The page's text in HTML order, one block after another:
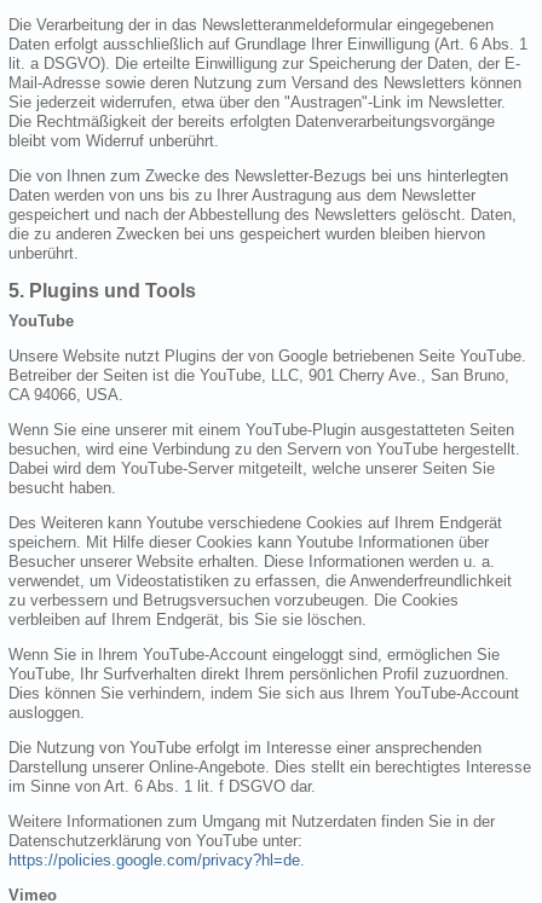
Die Verarbeitung der in das Newsletteranmeldeformular eingegebenen
Daten erfolgt ausschließlich auf Grundlage Ihrer Einwilligung (Art. 6 Abs. 1
lit. a DSGVO). Die erteilte Einwilligung zur Speicherung der Daten, der E-
Mail-Adresse sowie deren Nutzung zum Versand des Newsletters können
Sie jederzeit widerrufen, etwa über den "Austragen"-Link im Newsletter.
Die Rechtmäßigkeit der bereits erfolgten Datenverarbeitungsvorgänge
bleibt vom Widerruf unberührt.
Die von Ihnen zum Zwecke des Newsletter-Bezugs bei uns hinterlegten
Daten werden von uns bis zu Ihrer Austragung aus dem Newsletter
gespeichert und nach der Abbestellung des Newsletters gelöscht. Daten,
die zu anderen Zwecken bei uns gespeichert wurden bleiben hiervon
unberührt.
5. Plugins und Tools
YouTube
Unsere Website nutzt Plugins der von Google betriebenen Seite YouTube.
Betreiber der Seiten ist die YouTube, LLC, 901 Cherry Ave., San Bruno,
CA 94066, USA.
Wenn Sie eine unserer mit einem YouTube-Plugin ausgestatteten Seiten
besuchen, wird eine Verbindung zu den Servern von YouTube hergestellt.
Dabei wird dem YouTube-Server mitgeteilt, welche unserer Seiten Sie
besucht haben.
Des Weiteren kann Youtube verschiedene Cookies auf Ihrem Endgerät
speichern. Mit Hilfe dieser Cookies kann Youtube Informationen über
Besucher unserer Website erhalten. Diese Informationen werden u. a.
verwendet, um Videostatistiken zu erfassen, die Anwenderfreundlichkeit
zu verbessern und Betrugsversuchen vorzubeugen. Die Cookies
verbleiben auf Ihrem Endgerät, bis Sie sie löschen.
Wenn Sie in Ihrem YouTube-Account eingeloggt sind, ermöglichen Sie
YouTube, Ihr Surfverhalten direkt Ihrem persönlichen Profil zuzuordnen.
Dies können Sie verhindern, indem Sie sich aus Ihrem YouTube-Account
ausloggen.
Die Nutzung von YouTube erfolgt im Interesse einer ansprechenden
Darstellung unserer Online-Angebote. Dies stellt ein berechtigtes Interesse
im Sinne von Art. 6 Abs. 1 lit. f DSGVO dar.
Weitere Informationen zum Umgang mit Nutzerdaten finden Sie in der
Datenschutzerklärung von YouTube unter:
https://policies.google.com/privacy?hl=de
Vimeo